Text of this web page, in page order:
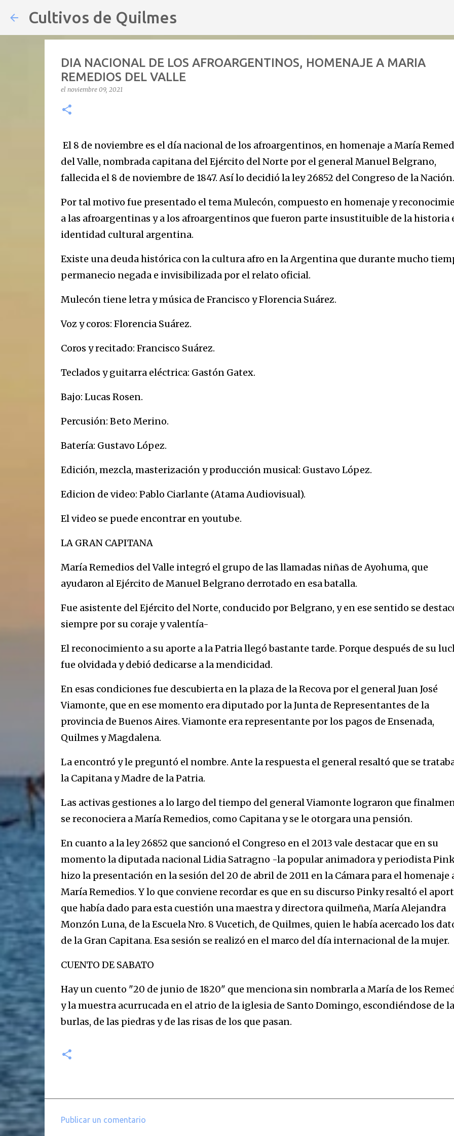
Cultivos de Quilmes
DIA NACIONAL DE LOS AFROARGENTINOS, HOMENAJE A MARIA
REMEDIOS DEL VALLE
el noviembre 09, 2021
El 8 de noviembre es el día nacional de los afroargentinos, en homenaje a María
del Valle, nombrada capitana del Ejército del Norte por el general Manuel Belgrano,
fallecida el 8 de noviembre de 1847. Así lo decidió la ley 26852 del Congreso de la Nación.
Por tal motivo fue presentado el tema Mulecón, compuesto en homenaje y
a las afroargentinas y a los afroargentinos que fueron parte insustituible de la historia
identidad cultural argentina.
Existe una deuda histórica con la cultura afro en la Argentina que durante mucho
permanecio negada e invisibilizada por el relato oficial.
Mulecón tiene letra y música de Francisco y Florencia Suárez.
Voz y coros: Florencia Suárez.
Coros y recitado: Francisco Suárez.
Teclados y guitarra eléctrica: Gastón Gatex.
Bajo: Lucas Rosen.
Percusión: Beto Merino.
Batería: Gustavo López.
Edición, mezcla, masterización y producción musical: Gustavo López.
Edicion de video: Pablo Ciarlante (Atama Audiovisual).
El video se puede encontrar en youtube.
LA GRAN CAPITANA
María Remedios del Valle integró el grupo de las llamadas niñas de Ayohuma, que
ayudaron al Ejército de Manuel Belgrano derrotado en esa batalla.
Fue asistente del Ejército del Norte, conducido por Belgrano, y en ese sentido se
siempre por su coraje y valentía-
El reconocimiento a su aporte a la Patria llegó bastante tarde. Porque después de su
fue olvidada y debió dedicarse a la mendicidad.
En esas condiciones fue descubierta en la plaza de la Recova por el general Juan José
Viamonte, que en ese momento era diputado por la Junta de Representantes de la
provincia de Buenos Aires. Viamonte era representante por los pagos de Ensenada,
Quilmes y Magdalena.
La encontró y le preguntó el nombre. Ante la respuesta el general resaltó que se
la Capitana y Madre de la Patria.
Las activas gestiones a lo largo del tiempo del general Viamonte lograron que
se reconociera a María Remedios, como Capitana y se le otorgara una pensión.
En cuanto a la ley 26852 que sancionó el Congreso en el 2013 vale destacar que en su
momento la diputada nacional Lidia Satragno -la popular animadora y periodista
hizo la presentación en la sesión del 20 de abril de 2011 en la Cámara para el homenaje
María Remedios. Y lo que conviene recordar es que en su discurso Pinky resaltó el
que había dado para esta cuestión una maestra y directora quilmeña, María Alejandra
Monzón Luna, de la Escuela Nro. 8 Vucetich, de Quilmes, quien le había acercado los
de la Gran Capitana. Esa sesión se realizó en el marco del día internacional de la mujer.
CUENTO DE SABATO
Hay un cuento "20 de junio de 1820" que menciona sin nombrarla a María de los
y la muestra acurrucada en el atrio de la iglesia de Santo Domingo, escondiéndose de
burlas, de las piedras y de las risas de los que pasan.
Publicar un comentario